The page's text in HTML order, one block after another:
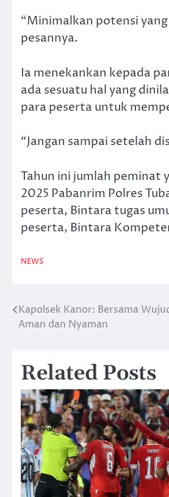
“Minimalkan potensi
pesannya.
Ia menekankan kepada
ada sesuatu hal yang
para peserta untuk
“Jangan sampai setelah
Tahun ini jumlah peminat
2025 Pabanrim Polres
peserta, Bintara tugas
peserta, Bintara
NEWS
Navigasi
Kapolsek Kanor: Bersama
Aman dan Nyaman
Related Posts